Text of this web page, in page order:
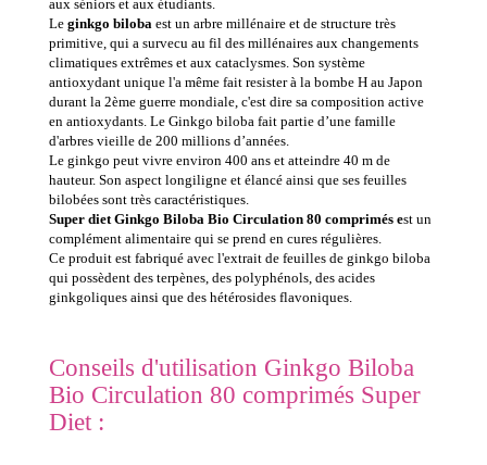
aux séniors et aux étudiants.
Le ginkgo biloba est un arbre millénaire et de structure très
primitive, qui a survecu au fil des millénaires aux changements
climatiques extrêmes et aux cataclysmes. Son système
antioxydant unique l'a même fait resister à la bombe H au Japon
durant la 2ème guerre mondiale, c'est dire sa composition active
en antioxydants. Le Ginkgo biloba fait partie d’une famille
d'arbres vieille de 200 millions d’années.
Le ginkgo peut vivre environ 400 ans et atteindre 40 m de
hauteur. Son aspect longiligne et élancé ainsi que ses feuilles
bilobées sont très caractéristiques.
Super diet Ginkgo Biloba Bio Circulation 80 comprimés est un
complément alimentaire qui se prend en cures régulières.
Ce produit est fabriqué avec l'extrait de feuilles de ginkgo biloba
qui possèdent des terpènes, des polyphénols, des acides
ginkgoliques ainsi que des hétérosides flavoniques.
Conseils d'utilisation Ginkgo Biloba
Bio Circulation 80 comprimés Super
Diet :